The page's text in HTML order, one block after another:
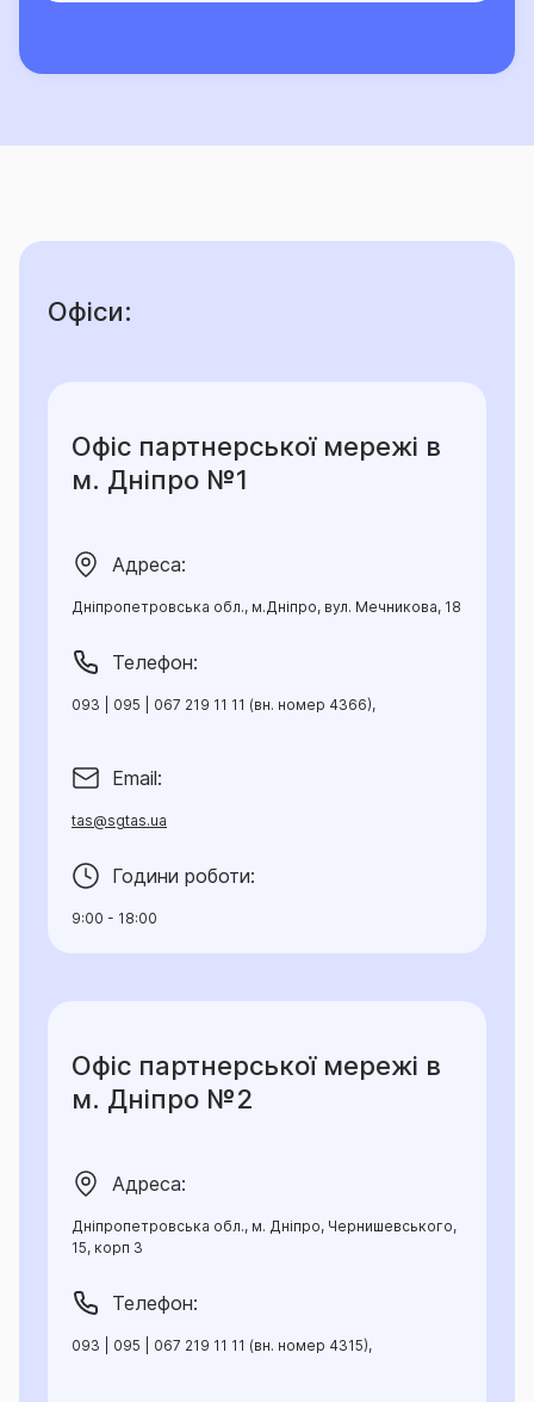
Офіси:
Офіс партнерської мережі в
м. Дніпро №1
Адреса:
Дніпропетровська обл., м.Дніпро, вул. Мечникова, 18
Телефон:
093 | 095 | 067 219 11 11 (вн. номер 4366),
Email:
tas@sgtas.ua
Години роботи:
9:00 - 18:00
Офіс партнерської мережі в
м. Дніпро №2
Адреса:
Дніпропетровська обл., м. Дніпро, Чернишевського,
15, корп 3
Телефон:
093 | 095 | 067 219 11 11 (вн. номер 4315),